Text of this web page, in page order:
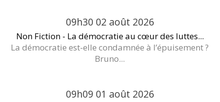
09h30 02 août 2026
Non Fiction - La démocratie au cœur des luttes...
La démocratie est-elle condamnée à l’épuisement ?
Bruno...
09h09 01 août 2026